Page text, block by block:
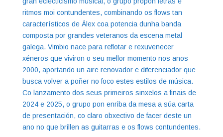
ritmos moi contundentes, combinando os flows tan
característicos de Álex coa potencia dunha banda
composta por grandes veteranos da escena metal
galega. Vimbio nace para reflotar e rexuvenecer
xéneros que viviron o seu mellor momento nos anos
2000, aportando un aire renovador e diferenciador que
busca volver a poñer no foco estes estilos de música.
Co lanzamento dos seus primeiros sinxelos a finais de
2024 e 2025, o grupo pon enriba da mesa a súa carta
de presentación, co claro obxectivo de facer deste un
ano no que brillen as guitarras e os flows contundentes.